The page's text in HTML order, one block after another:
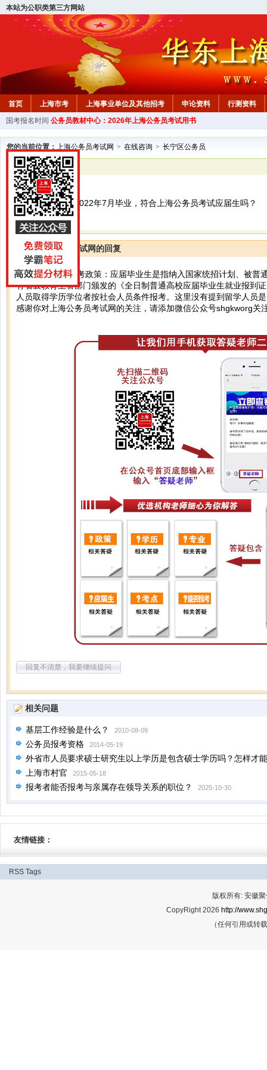
本站为公职类第三方网站
首页 上海市考 上海事业单位及其他招考 申论资料
行测资料
国考报名时间 公务员教材中心：2026年上海公务员考试用书
您的当前位置： 上海公务员考试网 > 在线咨询 > 长宁区公务员
已解决
长宁区公务员
我留学生将在在2022年7月毕业，符合上海公务员考试应届生吗？
上海公务员考试网的回复
参考2022上海市考政策：应届毕业生是指纳入国家统招计划、被普
有省级教育主管部门颁发的《全日制普通高校应届毕业生就业报到
人员取得学历学位者按社会人员条件报考。这里没有提到留学人员
感谢你对上海公务员考试网的关注，请添加微信公众号shgkworg关
回复不清楚，我要继续提问
相关问题
基层工作经验是什么？ 2010-08-09
公务员报考资格 2014-05-19
外省市人员要求硕士研究生以上学历是包含硕士学历吗？怎样才
上海市村官
2015-05-18
报考者能否报考与亲属存在领导关系的职位？ 2025-10-30
友情链接：
RSS Tags
版权所有: 安徽
CopyRight 2026 http://
（任何引用或转